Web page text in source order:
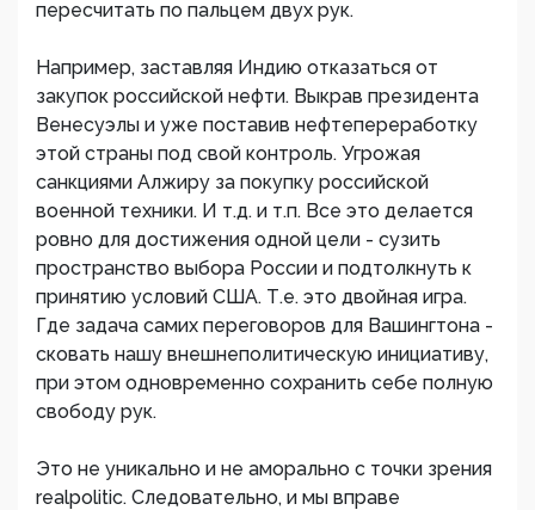
пересчитать по пальцем двух рук.
Например, заставляя Индию отказаться от
закупок российской нефти. Выкрав президента
Венесуэлы и уже поставив нефтепереработку
этой страны под свой контроль. Угрожая
санкциями Алжиру за покупку российской
военной техники. И т.д. и т.п. Все это делается
ровно для достижения одной цели - сузить
пространство выбора России и подтолкнуть к
принятию условий США. Т.е. это двойная игра.
Где задача самих переговоров для Вашингтона -
сковать нашу внешнеполитическую инициативу,
при этом одновременно сохранить себе полную
свободу рук.
Это не уникально и не аморально с точки зрения
realpolitic. Следовательно, и мы вправе